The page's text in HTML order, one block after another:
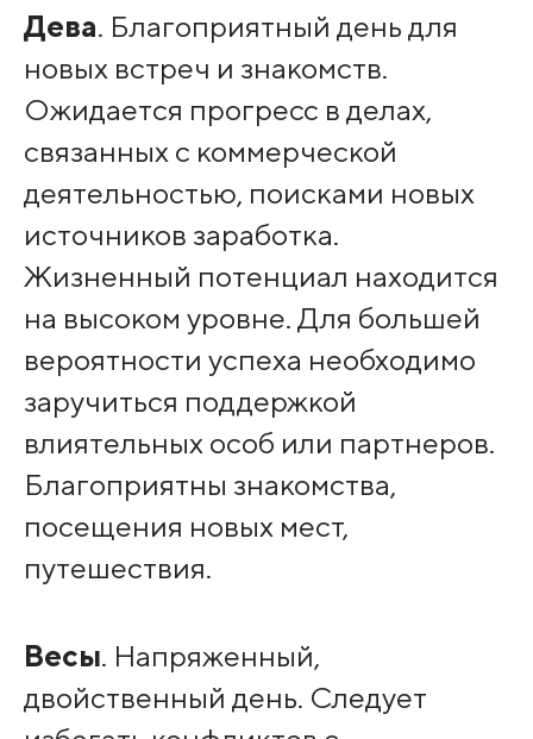
Дева. Благоприятный день для
новых встреч и знакомств.
Ожидается прогресс в делах,
связанных с коммерческой
деятельностью, поисками новых
источников заработка.
Жизненный потенциал находится
на высоком уровне. Для большей
вероятности успеха необходимо
заручиться поддержкой
влиятельных особ или партнеров.
Благоприятны знакомства,
посещения новых мест,
путешествия.
Весы. Напряженный,
двойственный день. Следует